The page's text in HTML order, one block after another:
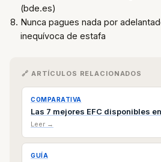
(bde.es)
Nunca pagues nada por
inequívoca de estafa
🔗 ARTÍCULOS RELACIONADOS
COMPARATIVA
Las 7 mejores EFC disponibles
Leer →
GUÍA